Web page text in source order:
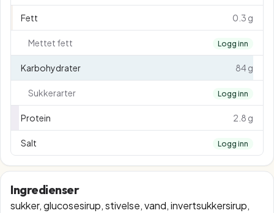
Fett 0.3 g
Mettet fett Logg inn
Karbohydrater 84 g
Sukkerarter Logg inn
Protein 2.8 g
Salt Logg inn
Ingredienser
sukker, glucosesirup, stivelse, vand, invertsukkersirup,